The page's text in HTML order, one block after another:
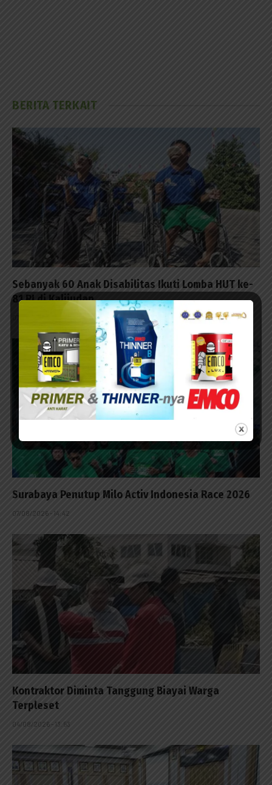
BERITA TERKAIT
Sebanyak 60 Anak Disabilitas Ikuti Lomba HUT ke-
81 RI di Kalijudan
Surabaya Penutup Milo Activ Indonesia Race 2026
07/08/2026 - 14:42
Kontraktor Diminta Tanggung Biayai Warga
Terpleset
04/08/2026 - 13:53